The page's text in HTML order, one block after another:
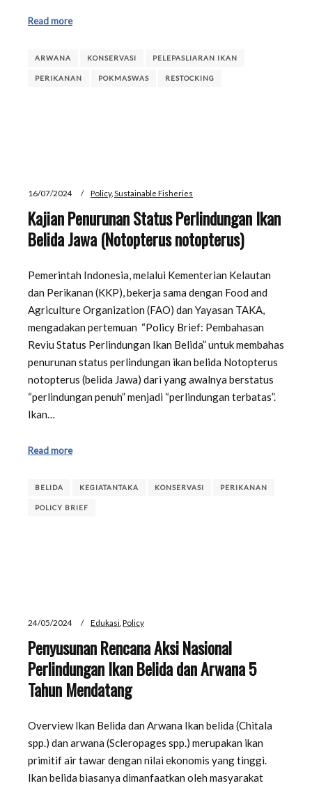
Read more
ARWANA KONSERVASI PELEPASLIARAN IKAN
PERIKANAN POKMASWAS RESTOCKING
16/07/2024 Policy, Sustainable Fisheries
Kajian Penurunan Status Perlindungan Ikan
Belida Jawa (Notopterus notopterus)
Pemerintah Indonesia, melalui Kementerian Kelautan
dan Perikanan (KKP), bekerja sama dengan Food and
Agriculture Organization (FAO) dan Yayasan TAKA,
mengadakan pertemuan “Policy Brief: Pembahasan
Reviu Status Perlindungan Ikan Belida” untuk membahas
penurunan status perlindungan ikan belida Notopterus
notopterus (belida Jawa) dari yang awalnya berstatus
“perlindungan penuh” menjadi “perlindungan terbatas”.
Ikan…
Read more
BELIDA KEGIATANTAKA KONSERVASI PERIKANAN
POLICY BRIEF
24/05/2024 Edukasi Policy
Penyusunan Rencana Aksi Nasional
Perlindungan Ikan Belida dan Arwana 5
Tahun Mendatang
Overview Ikan Belida dan Arwana Ikan belida (Chitala
spp.) dan arwana (Scleropages spp.) merupakan ikan
primitif air tawar dengan nilai ekonomis yang tinggi.
Ikan belida biasanya dimanfaatkan oleh masyarakat